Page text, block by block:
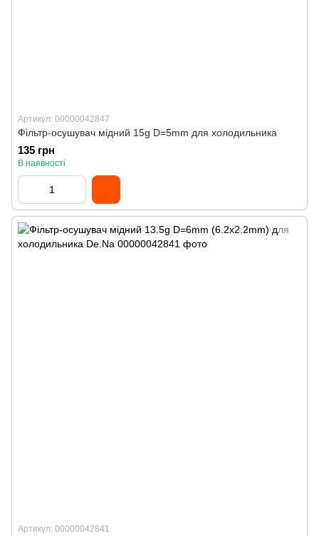
Артикул: 00000042847
Фільтр-осушувач мідний 15g D=5mm для холодильника
135 грн
В наявності
Артикул: 00000042841